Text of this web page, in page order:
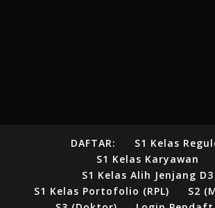
DAFTAR:
S1 Kelas
S1 Kelas Karyawan
S1 Kelas Alih Jenjang D3
S1 Kelas Portofolio (RPL)
S2